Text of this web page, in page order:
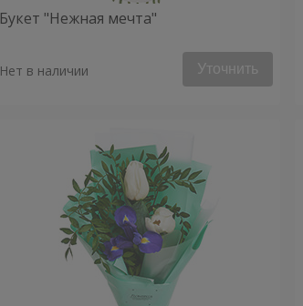
Букет "Нежная мечта"
Нет в наличии Уточнить